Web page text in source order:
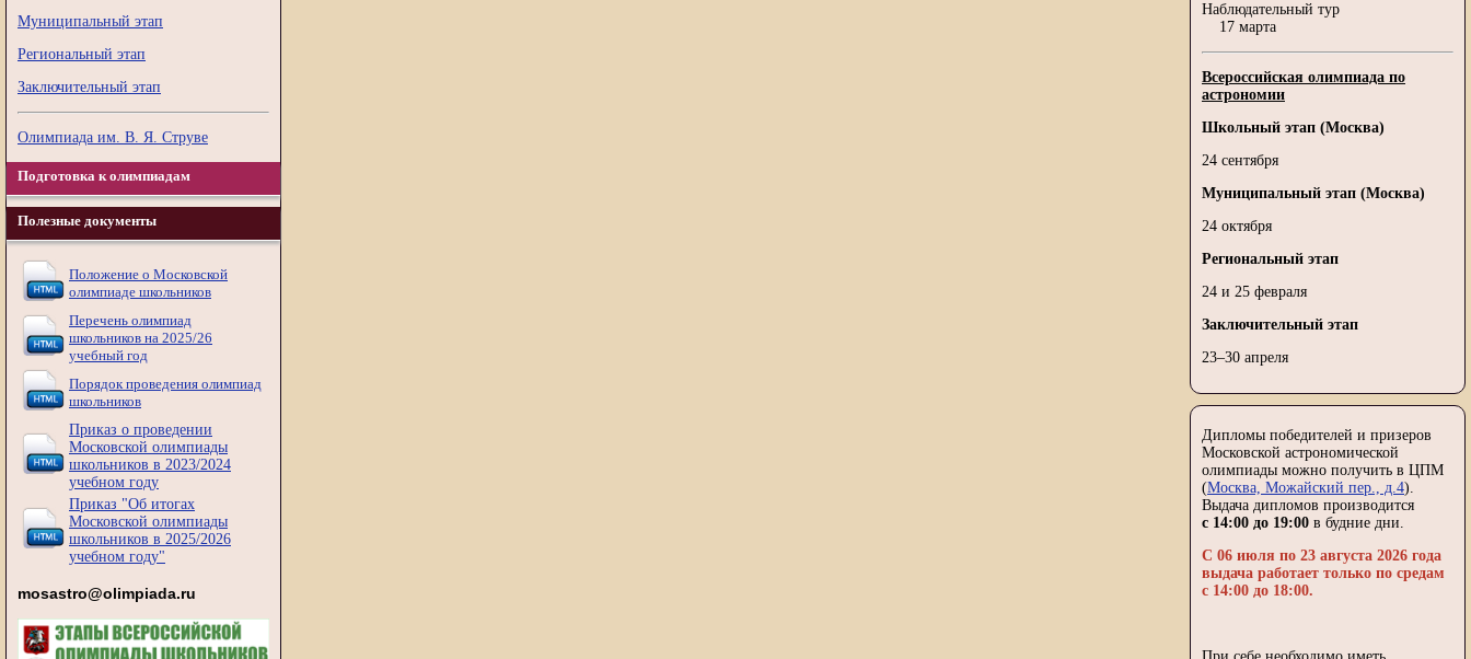
Муниципальный этап
Региональный этап
Заключительный этап
Олимпиада им. В. Я. Струве
Подготовка к олимпиадам
Полезные документы
Положение о Московской
олимпиаде школьников
Перечень олимпиад
школьников на 2025/26
учебный год
Порядок проведения олимпиад
школьников
Приказ о проведении
Московской олимпиады
школьников в 2023/2024
учебном году
Приказ "Об итогах
Московской олимпиады
школьников в 2025/2026
учебном году"
mosastro@olimpiada.ru
Наблюдательный тур
17 марта
Всероссийская олимпиада по
астрономии
Школьный этап (Москва)
24 сентября
Муниципальный этап (Москва)
24 октября
Региональный этап
24 и 25 февраля
Заключительный этап
23–30 апреля
Дипломы победителей и призеров
Московской астрономической
олимпиады можно получить в ЦПМ
(Москва, Можайский пер., д.4).
Выдача дипломов производится
c 14:00 до 19:00 в будние дни.
C 06 июля по 23 августа 2026 года
выдача работает только по средам
с 14:00 до 18:00.